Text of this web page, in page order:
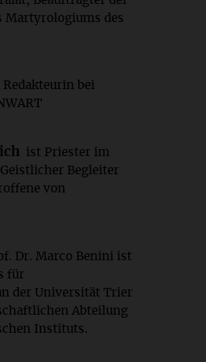
Martyrologiums des
Redakteurin bei
ist Priester im
Begleiter
von
Dr. Marco Benini ist
für
der Universität Trier
Abteilung
Instituts.